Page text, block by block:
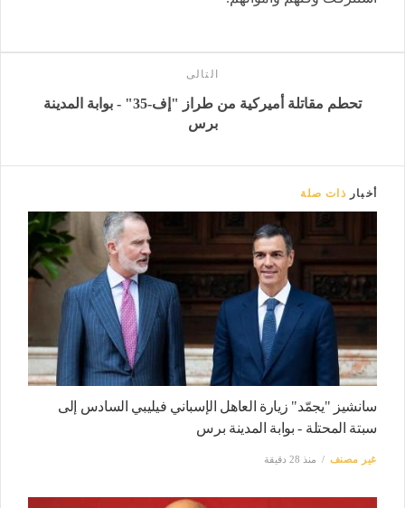
التالى
تحطم مقاتلة أميركية من طراز "إف-35" - بوابة المدينة
برس
أخبار ذات صلة
سانشيز "يجمّد" زيارة العاهل الإسباني فيليبي السادس إلى
سبتة المحتلة - بوابة المدينة برس
غير مصنف منذ 28 دقيقة